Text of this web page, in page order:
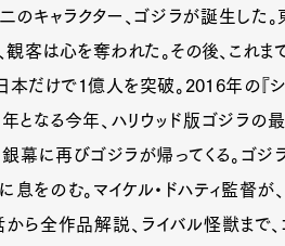
キャラクター、ゴジラが誕生した
客は心を奪われた。その後、これ
だけで1億人を突破。2016年の『シ
となる今年、ハリウッド版ゴジラの
幕に再びゴジラが帰ってくる。ゴジラ
をのむ。マイケル・ドハティ監督が
ら全作品解説、ライバル怪獣まで